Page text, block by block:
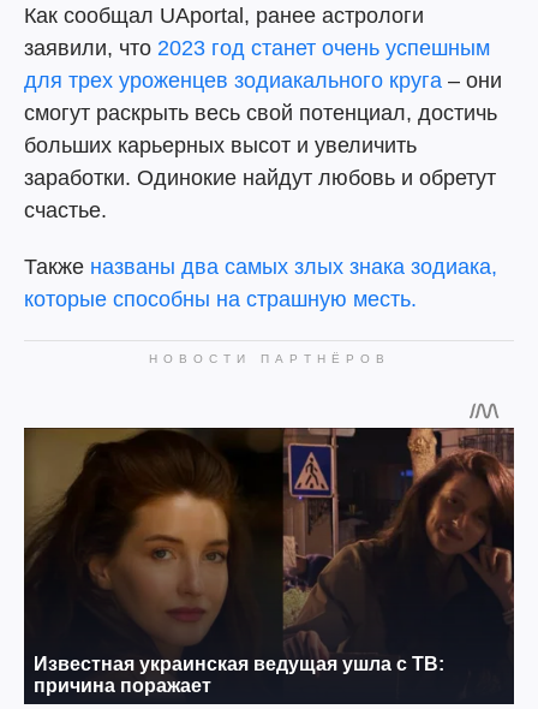
Как сообщал UAportal, ранее астрологи
заявили, что 2023 год станет очень успешным
для трех уроженцев зодиакального круга – они
смогут раскрыть весь свой потенциал, достичь
больших карьерных высот и увеличить
заработки. Одинокие найдут любовь и обретут
счастье.
Также названы два самых злых знака зодиака,
которые способны на страшную месть.